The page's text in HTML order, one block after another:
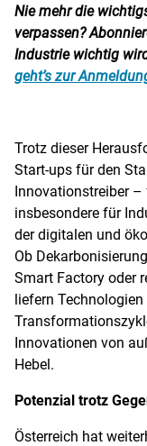
Nie mehr die
verpassen?
Industrie wichtig
geht’s zur
Trotz dieser
Start-ups für den
Innovationstreiber
insbesondere für
der digitalen und
Ob
Smart Factory oder
liefern
Innovationen von
Hebel.
Potenzial trotz
Österreich hat